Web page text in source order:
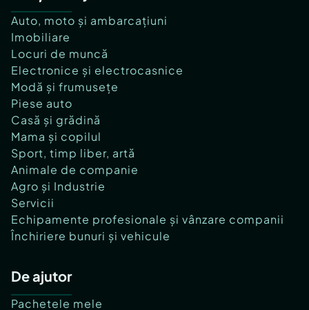
Auto, moto și ambarcațiuni
Imobiliare
Locuri de muncă
Electronice și electrocasnice
Modă și frumusețe
Piese auto
Casă și grădină
Mama și copilul
Sport, timp liber, artă
Animale de companie
Agro și Industrie
Servicii
Echipamente profesionale și vânzare companii
Închiriere bunuri și vehicule
De ajutor
Pachetele mele